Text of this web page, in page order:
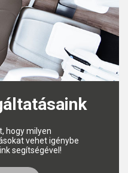
hogy milyen
vehet igénybe
segítségével!